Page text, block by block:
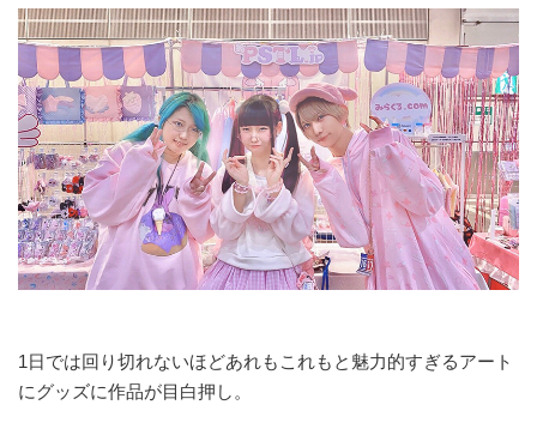
1日では回り切れないほどあれもこれもと魅力的すぎるアート
にグッズに作品が目白押し。